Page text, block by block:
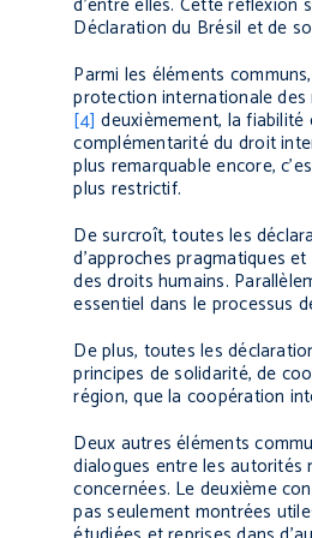
Déclaration du Brésil et de
Parmi les éléments
protection internationale des
[4] deuxièmement, la
complémentarité du droit
plus remarquable encore,
plus restrictif.
De surcroît, toutes les
d’approches pragmatiques
des droits humains.
essentiel dans le processus
De plus, toutes les
principes de solidarité, de
région, que la coopération
Deux autres éléments
dialogues entre les autorités
concernées. Le deuxième
pas seulement montrées